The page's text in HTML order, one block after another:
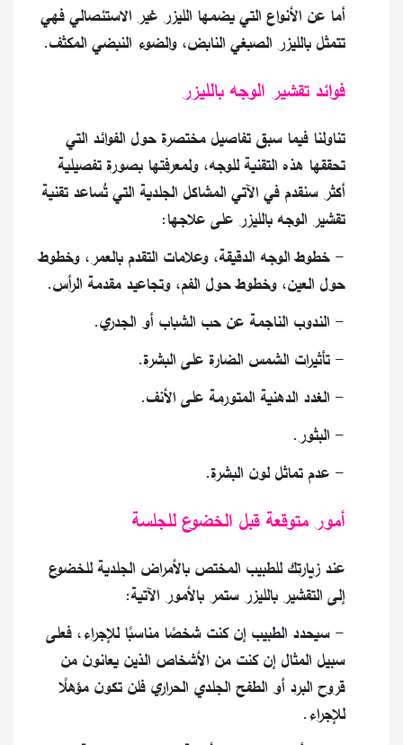
أما عن الأنواع التي يضمها الليزر غير الاستئصالي فهي
تتمثل بالليزر الصبغي النابض، والضوء النبضي المكثف.
فوائد تقشير الوجه بالليزر
تناولنا فيما سبق تفاصيل مختصرة حول الفوائد التي
تحققها هذه التقنية للوجه، ولمعرفتها بصورة تفصيلية
أكثر سنقدم في الآتي المشاكل الجلدية التي تُساعد تقنية
تقشير الوجه بالليزر على علاجها:
- خطوط الوجه الدقيقة، وعلامات التقدم بالعمر، وخطوط
حول العين، وخطوط حول الفم، وتجاعيد مقدمة الرأس.
- الندوب الناجمة عن حب الشباب أو الجدري.
- تأثيرات الشمس الضارة على البشرة.
- الغدد الدهنية المتورمة على الأنف.
- البثور.
- عدم تماثل لون البشرة.
أمور متوقعة قبل الخضوع للجلسة
عند زيارتك للطبيب المختص بالأمراض الجلدية للخضوع
إلى التقشير بالليزر ستمر بالأمور الآتية:
- سيحدد الطبيب إن كنت شخصًا مناسبًا للإجراء، فعلى
سبيل المثال إن كنت من الأشخاص الذين يعانون من
قروح البرد أو الطفح الجلدي الحراري فلن تكون مؤهلًا
للإجراء.